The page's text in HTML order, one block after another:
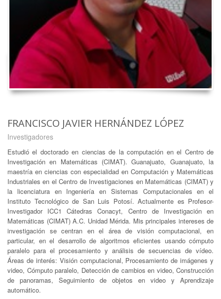
FRANCISCO JAVIER HERNÁNDEZ LÓPEZ
Investigadores
Estudió el doctorado en ciencias de la computación en el Centro de
Investigación en Matemáticas (CIMAT). Guanajuato, Guanajuato, la
maestría en ciencias con especialidad en Computación y Matemáticas
Industriales en el Centro de Investigaciones en Matemáticas (CIMAT) y
la licenciatura en Ingeniería en Sistemas Computacionales en el
Instituto Tecnológico de San Luis Potosí. Actualmente es Profesor-
Investigador ICC1 Cátedras Conacyt, Centro de Investigación en
Matemáticas (CIMAT) A.C. Unidad Mérida. Mis principales intereses de
investigación se centran en el área de visión computacional, en
particular, en el desarrollo de algoritmos eficientes usando cómputo
paralelo para el procesamiento y análisis de secuencias de vídeo.
Áreas de interés: Visión computacional, Procesamiento de imágenes y
video, Cómputo paralelo, Detección de cambios en video, Construcción
de panoramas, Seguimiento de objetos en video y Aprendizaje
automático.